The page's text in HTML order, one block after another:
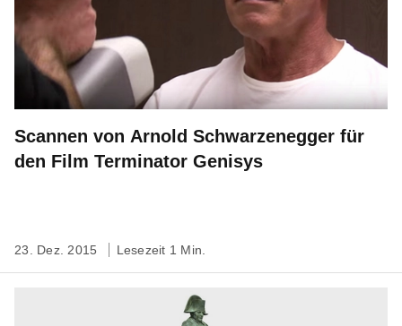
Scannen von Arnold Schwarzenegger für
den Film Terminator Genisys
23. Dez. 2015 Lesezeit 1 Min.